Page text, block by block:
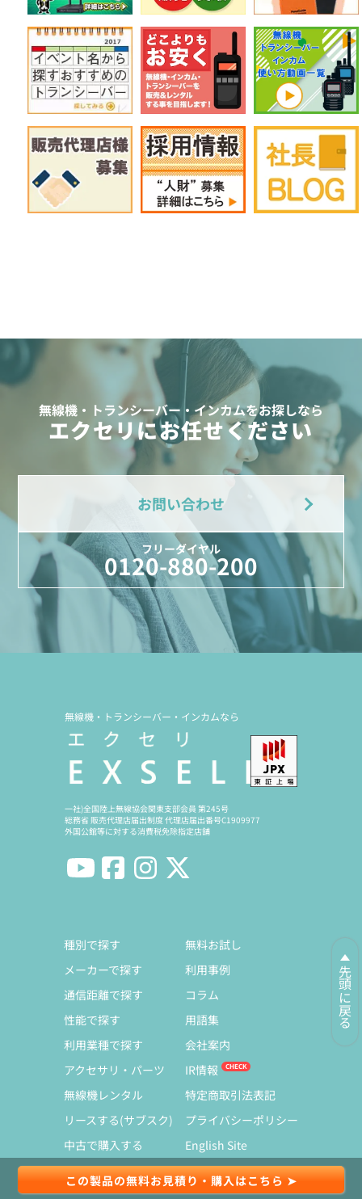
この製品の無料お見積り・購入はこちら ➤
無線機・トランシーバー・インカムをお探しなら
エクセリにお任せください
お問い合わせ
フリーダイヤル
0120-880-200
先頭に戻る
無線機・トランシーバー・インカムなら
一社)全国陸上無線協会関東支部会員 第245号
総務省 販売代理店届出制度 代理店届出番号C1909977
外国公館等に対する消費税免除指定店舗
種別で探す
メーカーで探す
通信距離で探す
性能で探す
利用業種で探す
アクセサリ・パーツ
無線機レンタル
リースする(サブスク)
中古で購入する
無料お試し
利用事例
コラム
用語集
会社案内
IR情報
特定商取引法表記
プライバシーポリシー
English Site